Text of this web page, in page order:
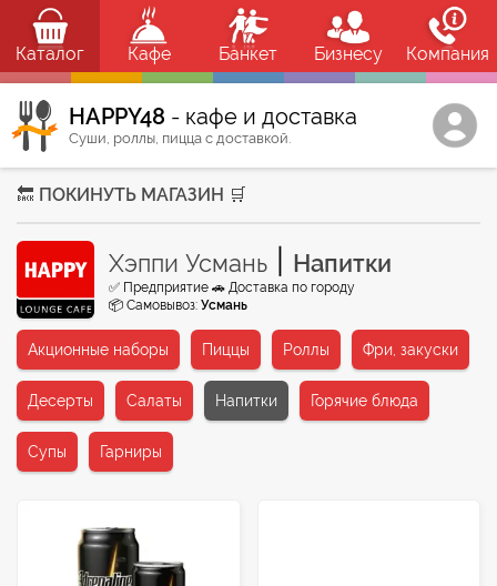
Каталог Кафе Банкет Бизнесу Компания
HAPPY48 - кафе и доставка
Суши, роллы, пицца с доставкой.
🔙 ПОКИНУТЬ МАГАЗИН 🛒
Хэппи Усмань Напитки
✅ Предприятие 🚗 Доставка по городу
📦 Самовывоз: Усмань
Акционные наборы Пиццы Роллы Фри, закуски
Десерты Салаты Напитки Горячие блюда
Супы Гарниры